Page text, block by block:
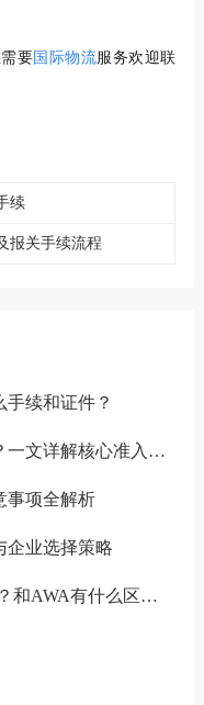
要 国际物流服务欢迎联
续
报关手续流程
续和证件？
详解核心准入要求
事项全解析
企业选择策略
AWA有什么区别？